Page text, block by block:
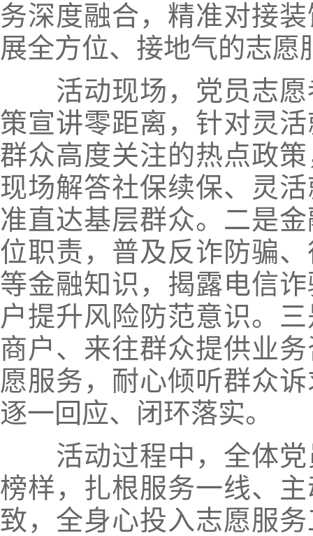
务深度融合，精准对接
展全方位、接地气的志愿
活动现场，党员志愿
策宣讲零距离，针对灵
群众高度关注的热点政
现场解答社保续保、灵
准直达基层群众。二是
位职责，普及反诈防骗
等金融知识，揭露电信
户提升风险防范意识。
商户、来往群众提供业
愿服务，耐心倾听群众
逐一回应、闭环落实。
活动过程中，全体党
榜样，扎根服务一线、
致，全身心投入志愿服